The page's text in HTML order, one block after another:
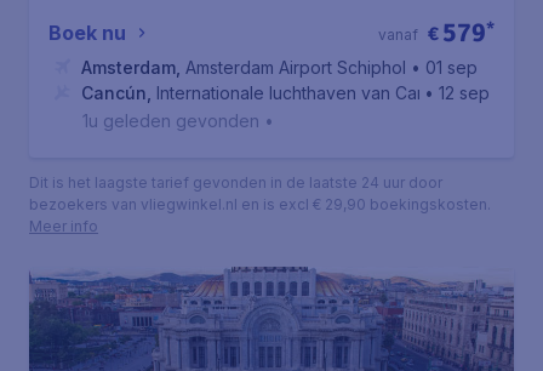
Boek nu € 579*
vanaf
Amsterdam Amsterdam Airport Schiphol • 01 sep
Cancún Internationale luchthaven van Cancún• 12 sep
1u geleden gevonden •
Dit is het laagste tarief gevonden in de laatste 24 uur door
bezoekers van vliegwinkel.nl en is excl € 29,90 boekingskosten.
Meer info